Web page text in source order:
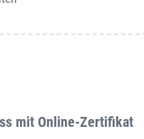
mit Online-Zertifikat